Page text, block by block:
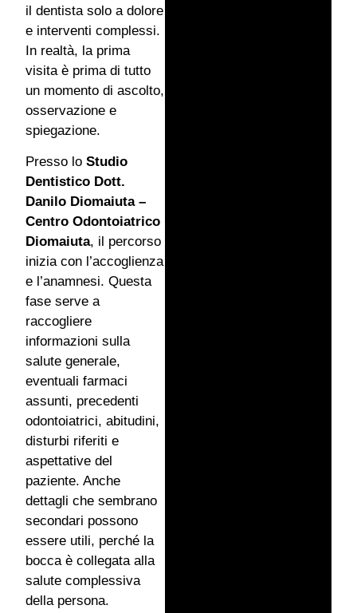
il dentista solo a dolore
e interventi complessi.
In realtà, la prima
visita è prima di tutto
un momento di ascolto,
osservazione e
spiegazione.
Presso lo Studio
Dentistico Dott.
Danilo Diomaiuta –
Centro Odontoiatrico
Diomaiuta, il percorso
inizia con l’accoglienza
e l’anamnesi. Questa
fase serve a
raccogliere
informazioni sulla
salute generale,
eventuali farmaci
assunti, precedenti
odontoiatrici, abitudini,
disturbi riferiti e
aspettative del
paziente. Anche
dettagli che sembrano
secondari possono
essere utili, perché la
bocca è collegata alla
salute complessiva
della persona.